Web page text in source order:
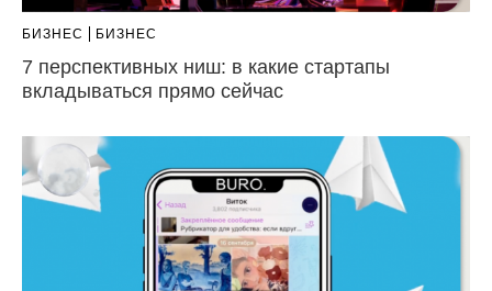
БИЗНЕС БИЗНЕС
7 перспективных ниш: в какие стартапы
вкладываться прямо сейчас